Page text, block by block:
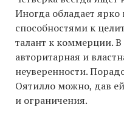
Иногда обладает
способностями к
талант к коммерции.
авторитарная и
неуверенности.
Оятилло можно, дав
и ограничения.